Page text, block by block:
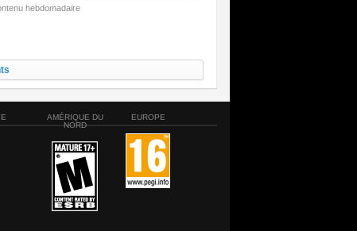
hebdomadaire
AMÉRIQUE DU
NORD
EUROPE